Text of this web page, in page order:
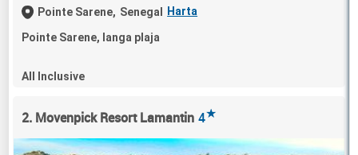
Pointe Sarene, Senegal Harta
Pointe Sarene, langa plaja
All Inclusive
2. Movenpick Resort Lamantin 4★